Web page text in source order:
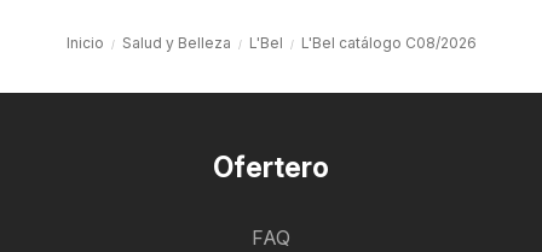
Inicio Salud y Belleza L'Bel L'Bel catálogo C08/2026
Ofertero
FAQ